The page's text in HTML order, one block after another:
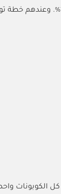
اللي يميز اي براند إنها تهتم بأدق التفاصيل وتضمن إن كل